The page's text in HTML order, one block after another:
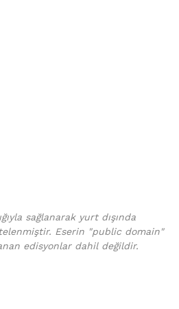
sağlanarak yurt dışında
Eserin "public domain"
edisyonlar dahil değildir.